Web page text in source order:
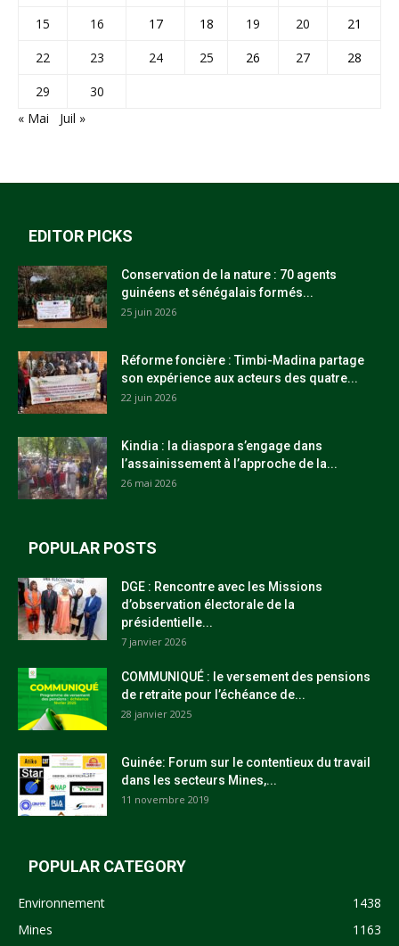
15 16 17 18 19 20
21
22
23 24 25 26 27
28
29
30
« Mai
Juil »
EDITOR PICKS
Conservation de la nature : 70 agents
guinéens et sénégalais formés...
25 juin 2026
Réforme foncière : Timbi-Madina partage
son expérience aux acteurs des quatre...
22 juin 2026
Kindia : la diaspora s’engage dans
l’assainissement à l’approche de la...
26 mai 2026
POPULAR POSTS
DGE : Rencontre avec les Missions
d’observation électorale de la
présidentielle...
7 janvier 2026
COMMUNIQUÉ : le versement des pensions
de retraite pour l’échéance de...
28 janvier 2025
Guinée: Forum sur le contentieux du travail
dans les secteurs Mines,...
11 novembre 2019
POPULAR CATEGORY
Environnement
1438
Mines
1163